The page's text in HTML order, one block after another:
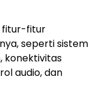
fitur-fitur
seperti sistem
konektivitas
audio, dan